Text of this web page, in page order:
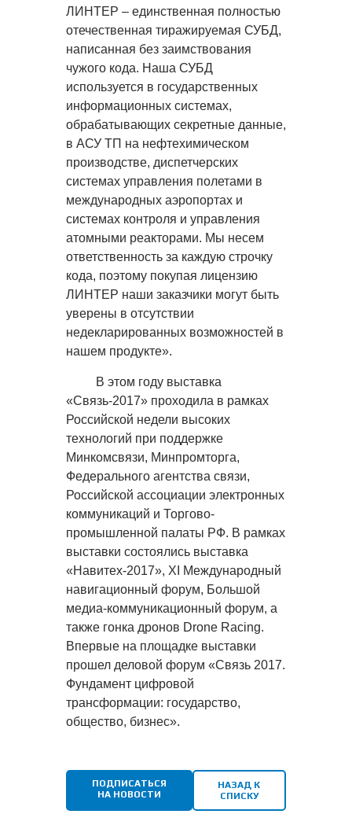
ЛИНТЕР – единственная полностью
отечественная тиражируемая СУБД,
написанная без заимствования
чужого кода. Наша СУБД
используется в государственных
информационных системах,
обрабатывающих секретные данные,
в АСУ ТП на нефтехимическом
производстве, диспетчерских
системах управления полетами в
международных аэропортах и
системах контроля и управления
атомными реакторами. Мы несем
ответственность за каждую строчку
кода, поэтому покупая лицензию
ЛИНТЕР наши заказчики могут быть
уверены в отсутствии
недекларированных возможностей в
нашем продукте».
В этом году выставка
«Связь-2017» проходила в рамках
Российской недели высоких
технологий при поддержке
Минкомсвязи, Минпромторга,
Федерального агентства связи,
Российской ассоциации электронных
коммуникаций и Торгово-
промышленной палаты РФ. В рамках
выставки состоялись выставка
«Навитех-2017», XI Международный
навигационный форум, Большой
медиа-коммуникационный форум, а
также гонка дронов Drone Racing.
Впервые на площадке выставки
прошел деловой форум «Связь 2017.
Фундамент цифровой
трансформации: государство,
общество, бизнес».
ПОДПИСАТЬСЯ
НА НОВОСТИ
НАЗАД К
СПИСКУ